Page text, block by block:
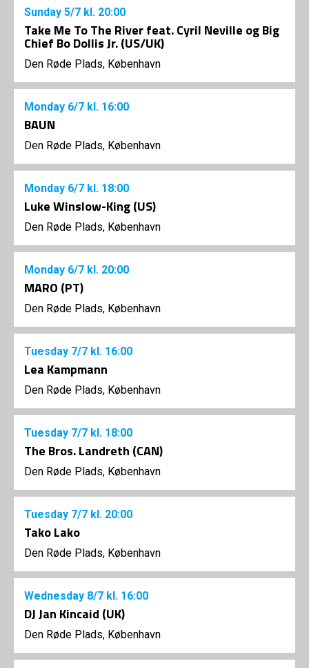
Sunday 5/7 kl. 20:00
Take Me To The River feat. Cyril Neville og Big
Chief Bo Dollis Jr. (US/UK)
Den Røde Plads, København
Monday 6/7 kl. 16:00
BAUN
Den Røde Plads, København
Monday 6/7 kl. 18:00
Luke Winslow-King (US)
Den Røde Plads, København
Monday 6/7 kl. 20:00
MARO (PT)
Den Røde Plads, København
Tuesday 7/7 kl. 16:00
Lea Kampmann
Den Røde Plads, København
Tuesday 7/7 kl. 18:00
The Bros. Landreth (CAN)
Den Røde Plads, København
Tuesday 7/7 kl. 20:00
Tako Lako
Den Røde Plads, København
Wednesday 8/7 kl. 16:00
DJ Jan Kincaid (UK)
Den Røde Plads, København